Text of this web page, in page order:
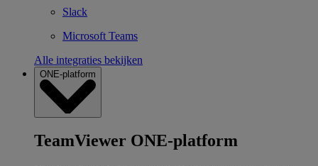
Slack
Microsoft Teams
Alle integraties bekijken
ONE-platform
TeamViewer ONE-platform